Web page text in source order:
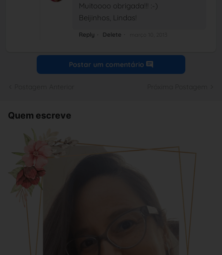
Muitoooo obrigada!!! :-)
Beijinhos, Lindas!
Reply Delete
Postar um comentário
Quem escreve